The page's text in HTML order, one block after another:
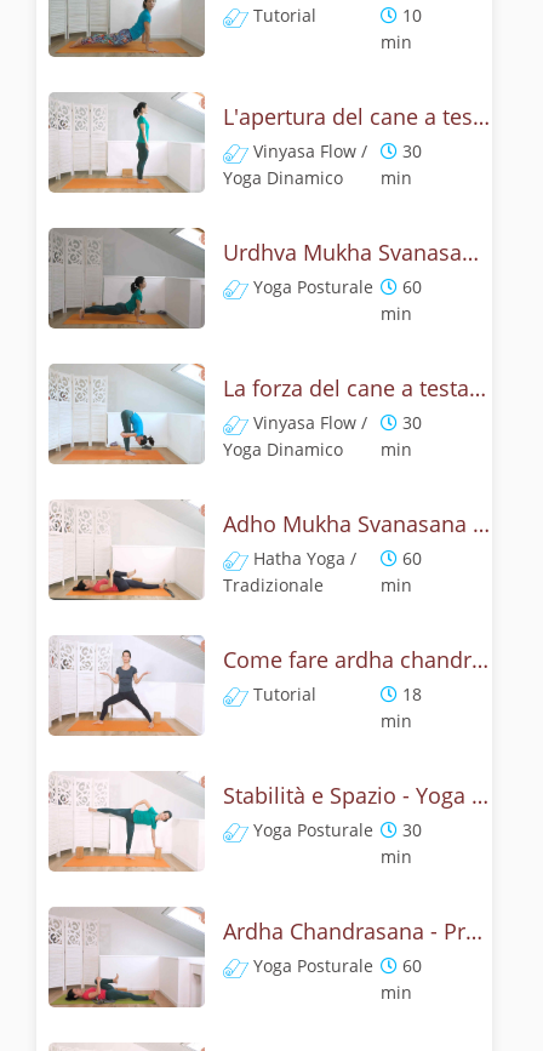
Tutorial
10
min
L'apertura del cane a testa in su - Yoga dinamico
Vinyasa Flow /
Yoga Dinamico
30
min
Urdhva Mukha Svanasana - Pratica yoga con l'anatomia del cane a testa on su
Yoga Posturale
60
min
La forza del cane a testa in su - Yoga Dinamico
Vinyasa Flow /
Yoga Dinamico
30
min
Adho Mukha Svanasana - Lezione yoga con la storia del cane
Hatha Yoga /
Tradizionale
60
min
Come fare ardha chandrasana, la posizione della mezza luna? Tutorial
Tutorial
18
min
Stabilità e Spazio - Yoga con la mezza luna
Yoga Posturale
30
min
Ardha Chandrasana - Pratica yoga con l'anatomia della mezza luna
Yoga Posturale
60
min